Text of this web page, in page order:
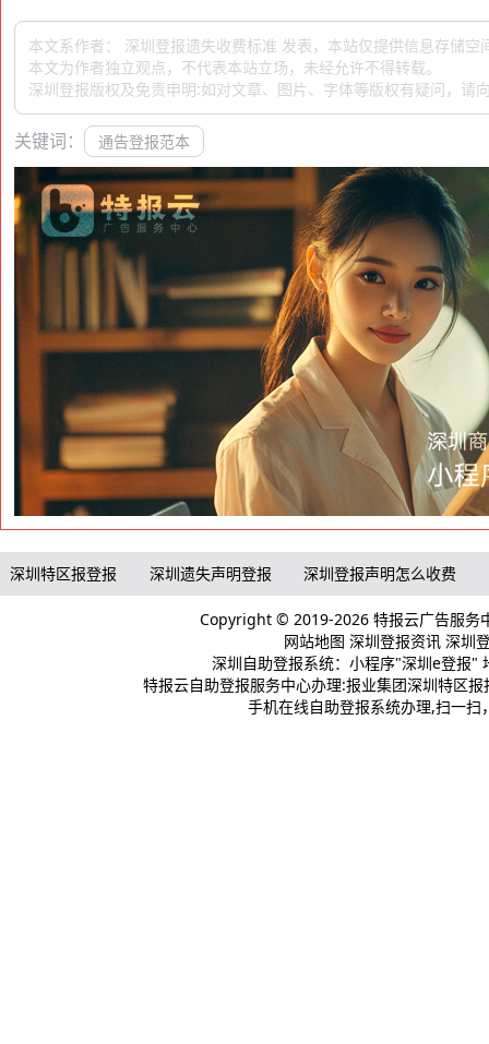
本文系作者： 深圳登报遗失收费标准 发表，本站仅提供信息存储空
本文为作者独立观点，不代表本站立场，未经允许不得转载。
深圳登报版权及免责申明:如对文章、图片、字体等版权有疑问，请
关键词： 通告登报范本
深圳特区报登报 深圳遗失声明登报 深圳登报声明怎么收费
Copyright © 2019-2026 特报云广告服务
网站地图 深圳登报资讯深圳
深圳自助登报系统：小程序"深圳e登报"
特报云自助登报服务中心办理:报业集团深圳特区
手机在线自助登报系统办理,扫一